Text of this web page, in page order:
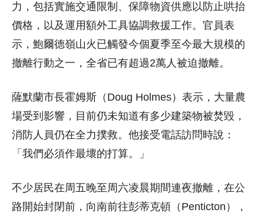
力，包括實施交通限制、保障物資供應以防止哄抬
價格，以及運用額外工具協調救援工作。官員表
示，鮑爾德嶺山火已觸發今個夏季至今最大規模的
撤離行動之一，全省已有超過2萬人被迫撤離。
薩默蘭市長霍姆斯（Doug Holmes）表示，大量農
場受到影響，目前仍未知道有多少建築物被焚毀，
消防人員仍在全力撲救。他接受電話訪問時說：
「我們必須作最壞的打算。」
不少居民在周五晚至周六凌晨期間連夜撤離，在公
路開始封閉前，向南前往彭蒂克頓（Penticton），